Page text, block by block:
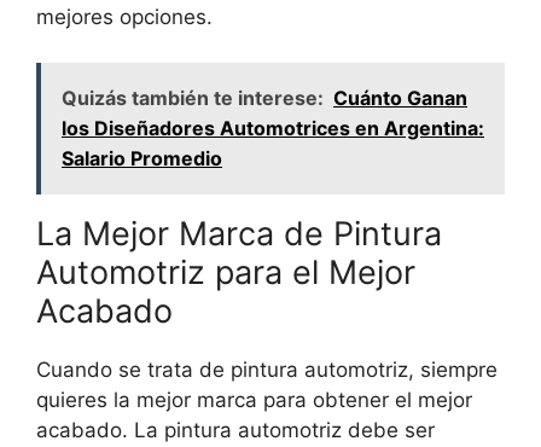
mejores opciones.
Quizás también te interese: Cuánto Ganan
los Diseñadores Automotrices en Argentina:
Salario Promedio
La Mejor Marca de Pintura
Automotriz para el Mejor
Acabado
Cuando se trata de pintura automotriz, siempre
quieres la mejor marca para obtener el mejor
acabado. La pintura automotriz debe ser